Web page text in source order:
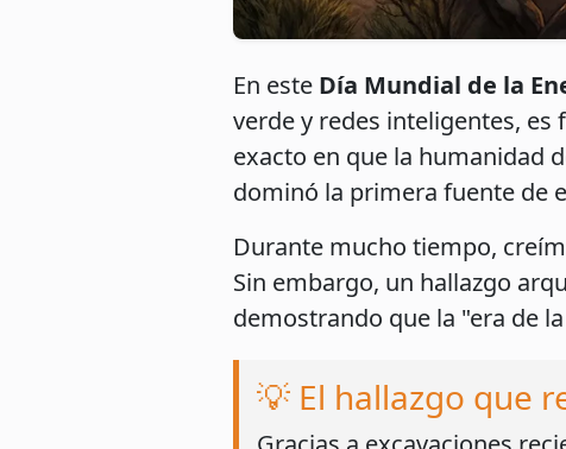
En este Día Mundial de la
verde y redes inteligentes,
exacto en que la humanidad
dominó la primera fuente de
Durante mucho tiempo,
Sin embargo, un hallazgo
demostrando que la "era de
💡 El hallazgo que